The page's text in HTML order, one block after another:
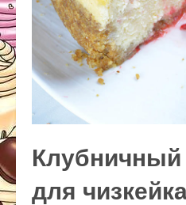
Клубничный
для